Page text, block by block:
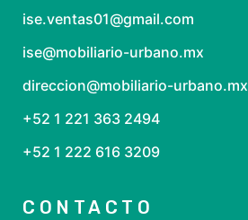
ise.ventas01@gmail.com
ise@mobiliario-urbano.mx
direccion@mobiliario-urbano.mx
+52 1 221 363 2494
+52 1 222 616 3209
CONTACTO